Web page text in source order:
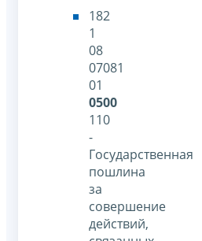
182
1
08
07081
01
0500
110
-
Государственная
пошлина
за
совершение
действий,